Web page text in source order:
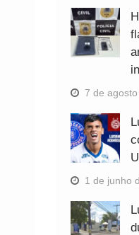
7 de
1 de junho